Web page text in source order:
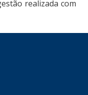
realizada com